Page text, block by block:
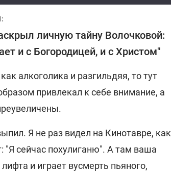
личную тайну Волочковой:
и с Богородицей, и с Христом"
алкоголика и разгильдяя, то тут
привлекал к себе внимание, а
Я не раз видел на Кинотавре, как
"Я сейчас похулиганю". А там ваша
и играет вусмерть пьяного,